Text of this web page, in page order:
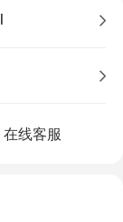
在线客服